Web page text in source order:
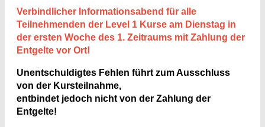
Verbindlicher Informationsabend für alle
Teilnehmenden der Level 1 Kurse am Dienstag in
der ersten Woche des 1. Zeitraums mit Zahlung der
Entgelte vor Ort!
Unentschuldigtes Fehlen führt zum Ausschluss
von der Kursteilnahme,
entbindet jedoch nicht von der Zahlung der
Entgelte!